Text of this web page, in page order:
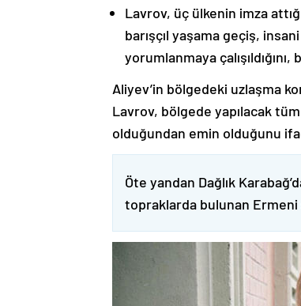
Lavrov, üç ülkenin imza
barışçıl yaşama geçiş,
yorumlanmaya
Aliyev’in bölgedeki uzlaşma
Lavrov, bölgede yapılacak
olduğundan emin olduğunu
Öte yandan Dağlık
topraklarda bulunan